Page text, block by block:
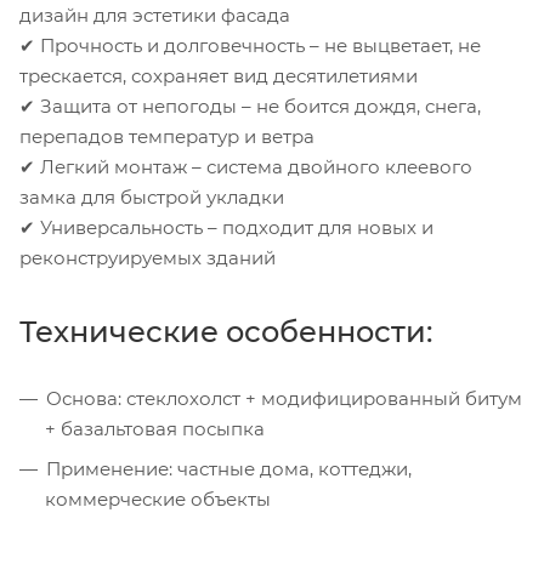
дизайн для эстетики фасада
✔ Прочность и долговечность – не выцветает, не
трескается, сохраняет вид десятилетиями
✔ Защита от непогоды – не боится дождя, снега,
перепадов температур и ветра
✔ Легкий монтаж – система двойного клеевого
замка для быстрой укладки
✔ Универсальность – подходит для новых и
реконструируемых зданий
Технические особенности:
Основа: стеклохолст + модифицированный битум
+ базальтовая посыпка
Применение: частные дома, коттеджи,
коммерческие объекты